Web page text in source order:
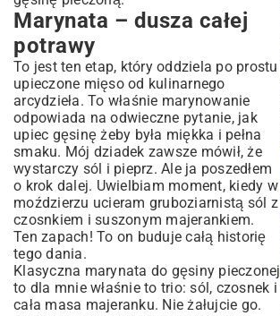
Marynata – dusza całej
potrawy
To jest ten etap, który oddziela po prostu
upieczone mięso od kulinarnego
arcydzieła. To właśnie marynowanie
odpowiada na odwieczne pytanie, jak
upiec gęsinę żeby była miękka i pełna
smaku. Mój dziadek zawsze mówił, że
wystarczy sól i pieprz. Ale ja poszedłem
o krok dalej. Uwielbiam moment, kiedy w
moździerzu ucieram gruboziarnistą sól z
czosnkiem i suszonym majerankiem.
Ten zapach! To on buduje całą historię
tego dania.
Klasyczna marynata do gęsiny pieczonej
to dla mnie właśnie to trio: sól, czosnek i
cała masa majeranku. Nie żałujcie go.